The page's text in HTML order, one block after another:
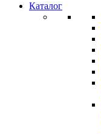
Каталог